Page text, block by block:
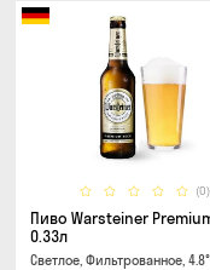
(0)
Пиво Warsteiner
0.33л
Светлое, Фильтрованное, 4.8°